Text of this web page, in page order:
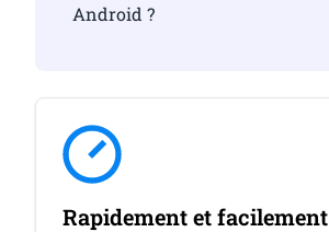
Android ?
Rapidement et facilement